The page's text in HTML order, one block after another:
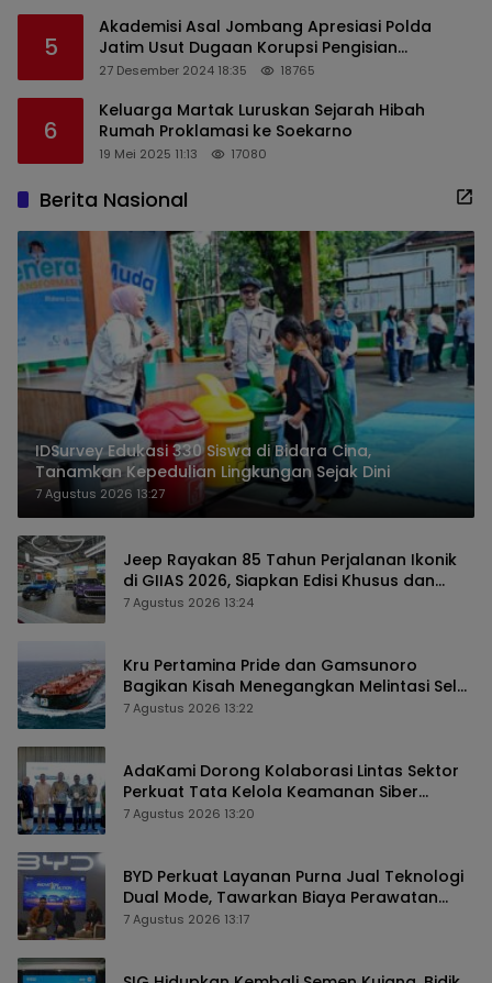
5
Akademisi Asal Jombang Apresiasi Polda
Jatim Usut Dugaan Korupsi Pengisian
Perangkat Desa di Kediri
27 Desember 2024 18:35 18765
6
Keluarga Martak Luruskan Sejarah Hibah
Rumah Proklamasi ke Soekarno
19 Mei 2025 11:13 17080
Berita Nasional
IDSurvey Edukasi 330 Siswa di Bidara Cina,
Tanamkan Kepedulian Lingkungan Sejak Dini
7 Agustus 2026 13:27
Jeep Rayakan 85 Tahun Perjalanan Ikonik
di GIIAS 2026, Siapkan Edisi Khusus dan
Perkuat Pengalaman Pelanggan
7 Agustus 2026 13:24
Kru Pertamina Pride dan Gamsunoro
Bagikan Kisah Menegangkan Melintasi Selat
Hormuz di Tengah Konflik
7 Agustus 2026 13:22
AdaKami Dorong Kolaborasi Lintas Sektor
Perkuat Tata Kelola Keamanan Siber
Berbasis AI
7 Agustus 2026 13:20
BYD Perkuat Layanan Purna Jual Teknologi
Dual Mode, Tawarkan Biaya Perawatan
Lebih Efisien
7 Agustus 2026 13:17